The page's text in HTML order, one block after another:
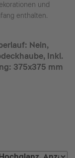
und
enthalten.
Nein,
Inkl.
375x375 mm